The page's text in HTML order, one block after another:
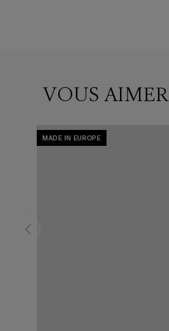
VOUS
MADE IN EUROPE